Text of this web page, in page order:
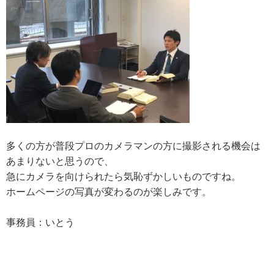
多くの方が普段プロのカメラマンの方に撮影される機会は
あまりないと思うので、
急にカメラを向けられたら気恥ずかしいものですね。
ホームページの写真が変わるのが楽しみです。
事務員：いとう